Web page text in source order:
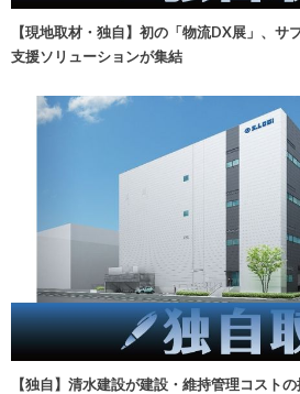
【現地取材・独自】初の「物流DX展」、サ
支援ソリューションが集結
【独自】清水建設が建設・維持管理コスト